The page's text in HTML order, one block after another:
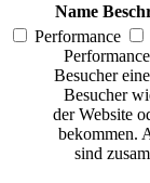
Name
Performance
Besucher
Besucher
der Website
bekommen.
sind